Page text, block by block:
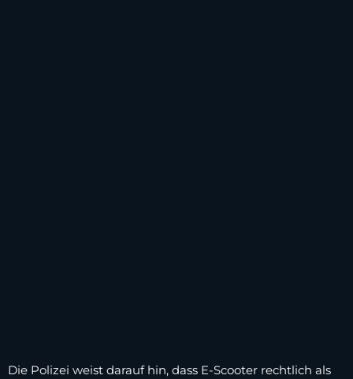
Die Polizei weist darauf hin, dass E-Scooter rechtlich als